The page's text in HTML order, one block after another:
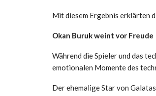
Mit diesem Ergebnis erklärten
Okan Buruk weint vor Freude
Während die Spieler und das
emotionalen Momente des
Der ehemalige Star von